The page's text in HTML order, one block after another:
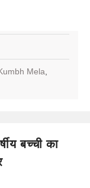
Mela
बच्ची का